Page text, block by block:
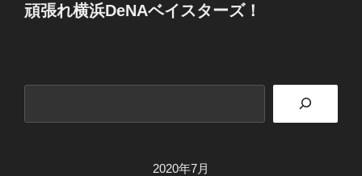
頑張れ横浜DeNAベイスターズ！
2020年7月